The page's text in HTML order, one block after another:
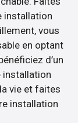
installation
vous
en optant
d’un
installation
vie et faites
installation